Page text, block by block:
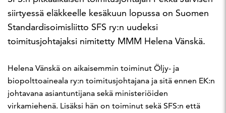
siirtyessä eläkkeelle kesäkuun lopussa on Suomen
Standardisoimisliitto SFS ry:n uudeksi
toimitusjohtajaksi nimitetty MMM Helena Vänskä.
Helena Vänskä on aikaisemmin toiminut Öljy- ja
biopolttoaineala ry:n toimitusjohtajana ja sitä ennen EK:n
johtavana asiantuntijana sekä ministeriöiden
virkamiehenä. Lisäksi hän on toiminut sekä SFS:n että